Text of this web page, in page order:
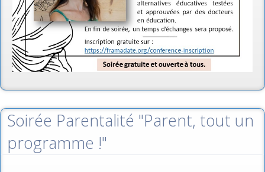
Soirée Parentalité "Parent, tout un
programme !"